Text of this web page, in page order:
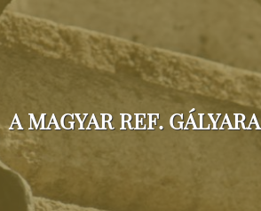
A MAGYAR REF.